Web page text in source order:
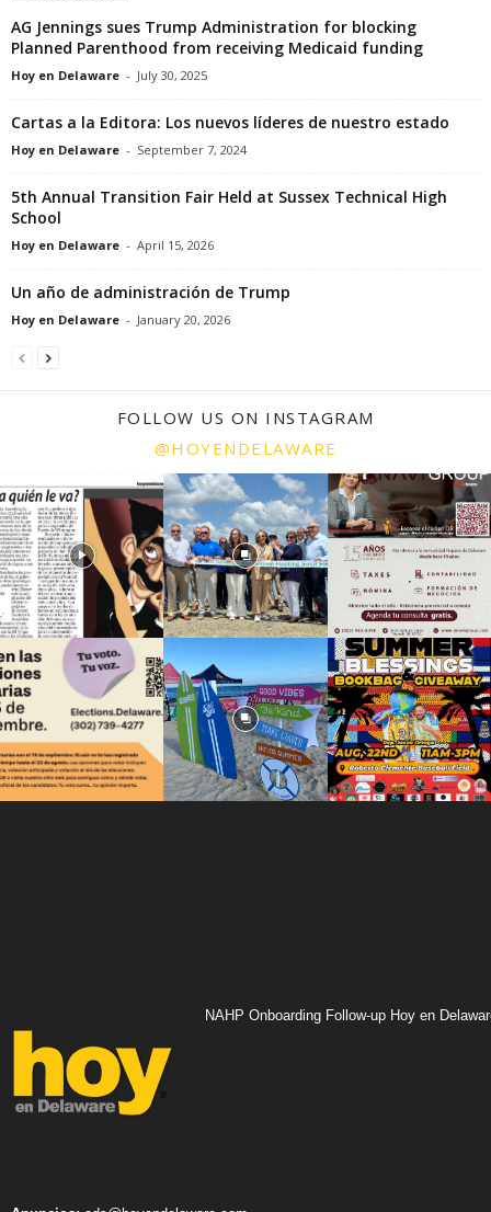
AG Jennings sues Trump Administration for blocking
Planned Parenthood from receiving Medicaid funding
Hoy en Delaware - July 30, 2025
Cartas a la Editora: Los nuevos líderes de nuestro estado
Hoy en Delaware - September 7, 2024
5th Annual Transition Fair Held at Sussex Technical High
School
Hoy en Delaware - April 15, 2026
Un año de administración de Trump
Hoy en Delaware - January 20, 2026
FOLLOW US ON INSTAGRAM
@HOYENDELAWARE
NAHP Onboarding Follow-up Hoy en